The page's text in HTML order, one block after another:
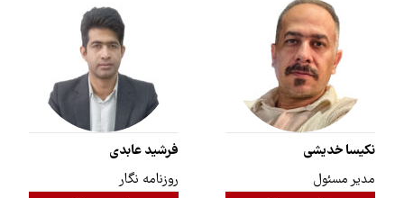
نکیسا خدیشی
مدیر مسئول
فرشید عابدی
روزنامه نگار